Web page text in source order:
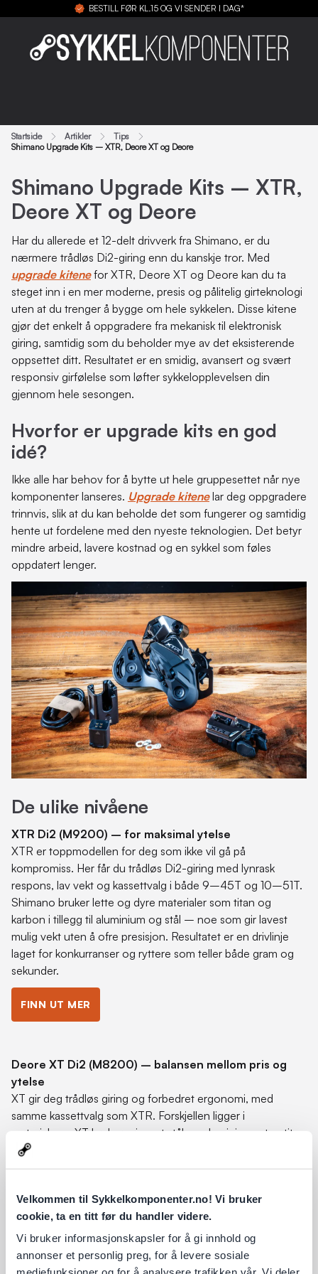
Velkommen til Sykkelkomponenter.no! Vi bruker
cookie, ta en titt før du handler videre.
Vi bruker informasjonskapsler for å gi innhold og
annonser et personlig preg, for å levere sosiale
BESTILL FØR KL.15 OG VI SENDER I DAG*
Startside Artikler
Tips
Shimano Upgrade Kits – XTR, Deore XT og Deore
Shimano Upgrade Kits – XTR,
Deore XT og Deore
Har du allerede et 12-delt drivverk fra Shimano, er du
nærmere trådløs Di2-giring enn du kanskje tror. Med
upgrade kitenefor XTR, Deore XT og Deore kan du ta
steget inn i en mer moderne, presis og pålitelig girteknologi
uten at du trenger å bygge om hele sykkelen. Disse kitene
gjør det enkelt å oppgradere fra mekanisk til elektronisk
giring, samtidig som du beholder mye av det eksisterende
oppsettet ditt. Resultatet er en smidig, avansert og svært
responsiv girfølelse som løfter sykkelopplevelsen din
gjennom hele sesongen.
Hvorfor er upgrade kits en god
idé?
Ikke alle har behov for å bytte ut hele gruppesettet når nye
komponenter lanseres. Upgrade kitenelar deg oppgradere
trinnvis, slik at du kan beholde det som fungerer og samtidig
hente ut fordelene med den nyeste teknologien. Det betyr
mindre arbeid, lavere kostnad og en sykkel som føles
oppdatert lenger.
De ulike nivåene
XTR Di2 (M9200) – for maksimal ytelse
XTR er toppmodellen for deg som ikke vil gå på
kompromiss. Her får du trådløs Di2-giring med lynrask
respons, lav vekt og kassettvalg i både 9–45T og 10–51T.
Shimano bruker lette og dyre materialer som titan og
karbon i tillegg til aluminium og stål – noe som gir lavest
mulig vekt uten å ofre presisjon. Resultatet er en drivlinje
laget for konkurranser og ryttere som teller både gram og
sekunder.
FINN UT MER
Deore XT Di2 (M8200) – balansen mellom pris og
ytelse
XT gir deg trådløs giring og forbedret ergonomi, med
samme kassettvalg som XTR. Forskjellen ligger i
materialene: XT bruker primært stål og aluminium, uten titan
eller karbon. Det gjør komponentene litt tyngre, men
samtidig mer robuste og rimeligere. Ytelsen ligger tett opp
ser på kombinasjonen av pris, slitestyrke og prestasjon.
FINN UT MER